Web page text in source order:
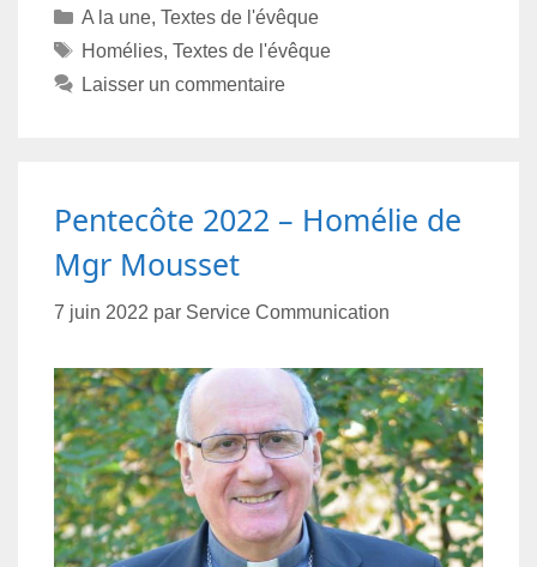
A la une, Textes de l'évêque
Homélies, Textes de l'évêque
Laisser un commentaire
Pentecôte 2022 – Homélie de
Mgr Mousset
7 juin 2022 par Service Communication